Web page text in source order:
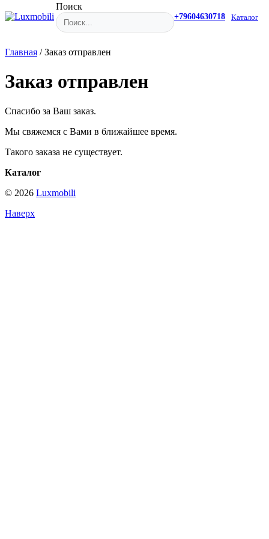
Поиск
+79604630718 Каталог
Главная /Заказ отправлен
Заказ отправлен
Спасибо за Ваш заказ.
Мы свяжемся с Вами в ближайшее время.
Такого заказа не существует.
Каталог
© 2026 Luxmobili
Наверх